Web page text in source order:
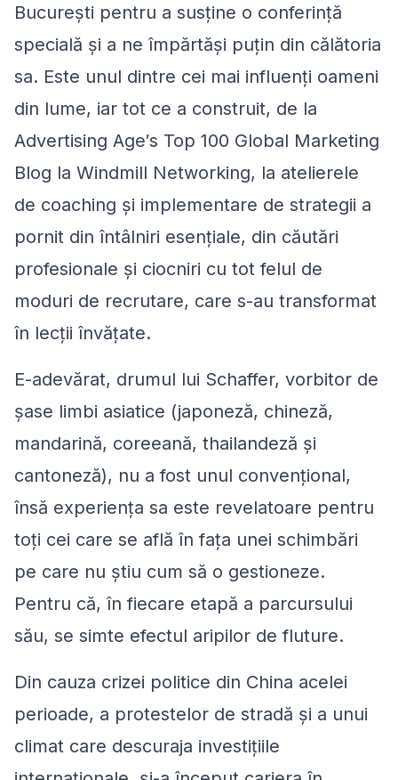
Bucureşti pentru a susţine o conferinţă
specială şi a ne împărtăşi puţin din călătoria
sa. Este unul dintre cei mai influenţi oameni
din lume, iar tot ce a construit, de la
Advertising Age′s Top 100 Global Marketing
Blog la Windmill Networking, la atelierele
de coaching şi implementare de strategii a
pornit din întâlniri esenţiale, din căutări
profesionale şi ciocniri cu tot felul de
moduri de recrutare, care s-au transformat
în lecţii învăţate.
E-adevărat, drumul lui Schaffer, vorbitor de
şase limbi asiatice (japoneză, chineză,
mandarină, coreeană, thailandeză şi
cantoneză), nu a fost unul convenţional,
însă experienţa sa este revelatoare pentru
toţi cei care se află în faţa unei schimbări
pe care nu ştiu cum să o gestioneze.
Pentru că, în fiecare etapă a parcursului
său, se simte efectul aripilor de fluture.
Din cauza crizei politice din China acelei
perioade, a protestelor de stradă şi a unui
climat care descuraja investiţiile